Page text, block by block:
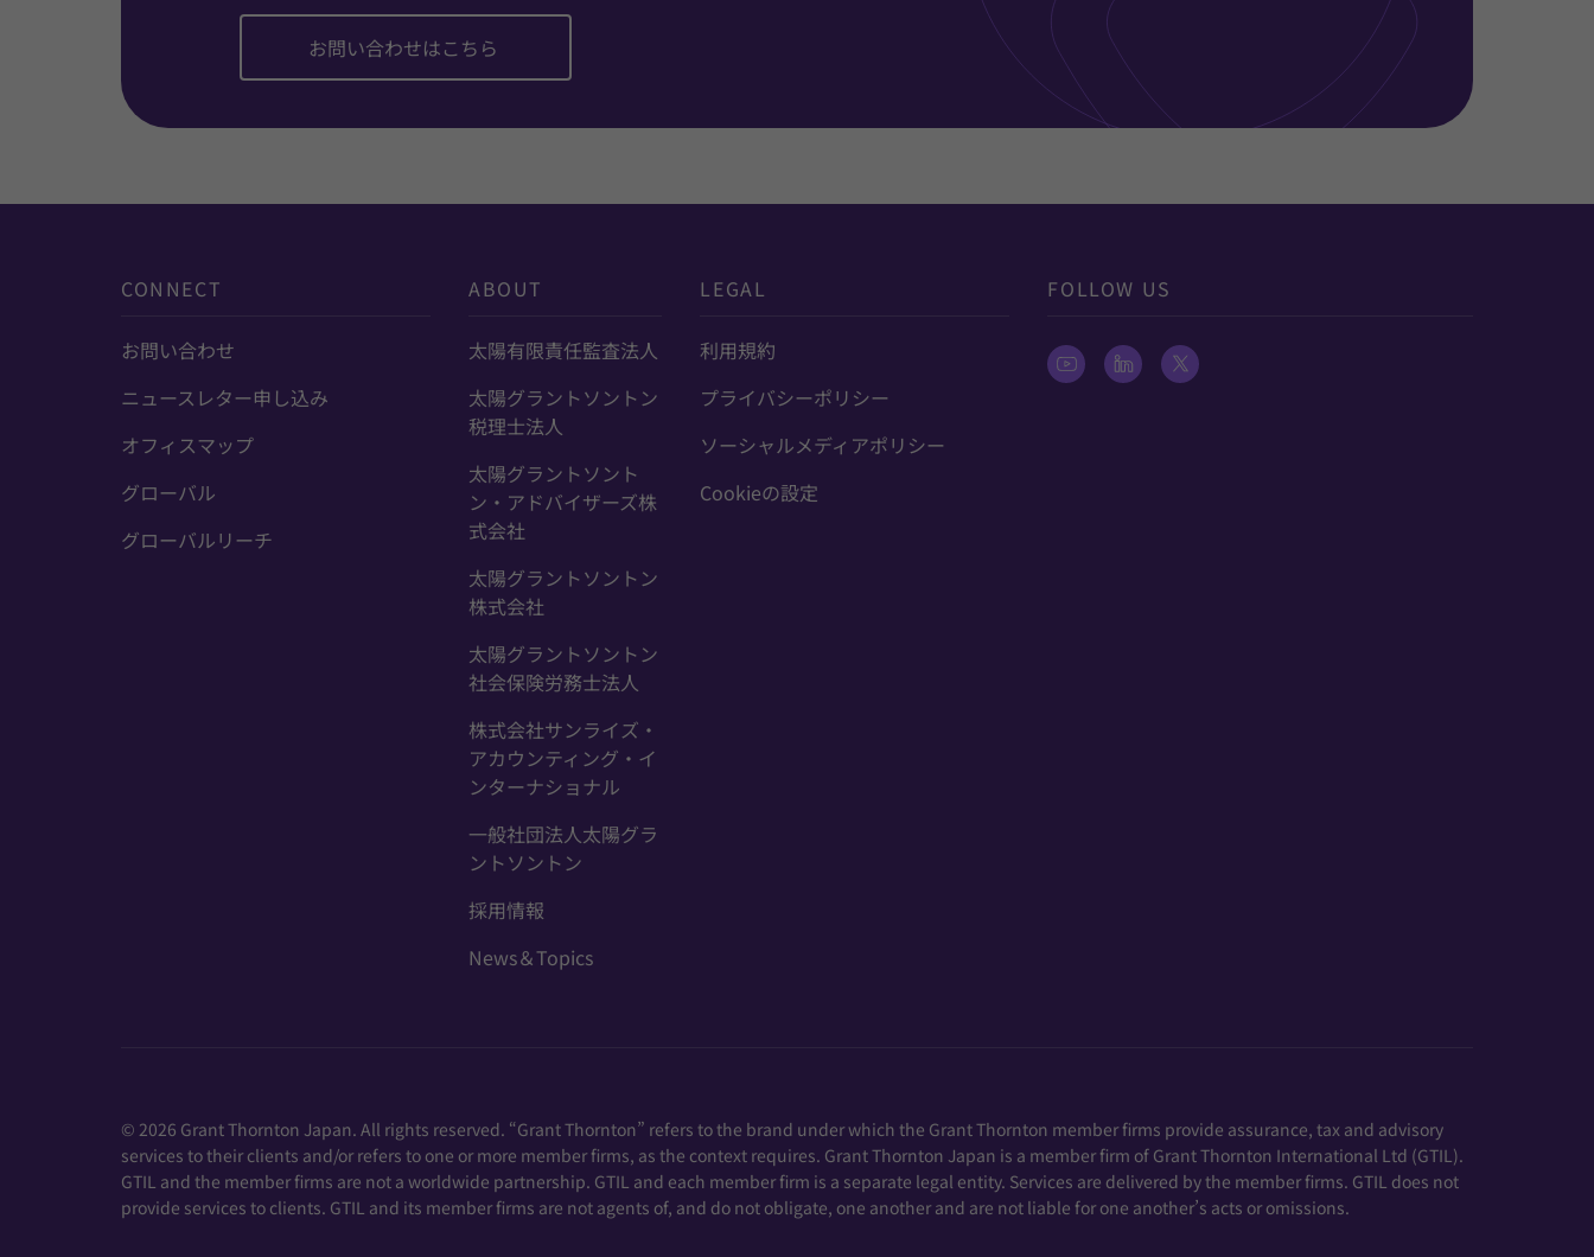
お問い合わせはこちら
CONNECT
お問い合わせ
ニュースレター申し込み
オフィスマップ
グローバル
グローバルリーチ
ABOUT
太陽有限責任監査法人
太陽グラントソントン
税理士法人
太陽グラントソント
ン・アドバイザーズ株
式会社
太陽グラントソントン
株式会社
太陽グラントソントン
社会保険労務士法人
株式会社サンライズ・
アカウンティング・イ
ンターナショナル
一般社団法人太陽グラ
ントソントン
採用情報
News＆Topics
LEGAL
利用規約
プライバシーポリシー
ソーシャルメディアポリシー
Cookieの設定
FOLLOW US
© 2026 Grant Thornton Japan. All rights reserved. “Grant Thornton” refers to the brand under which the Grant Thornton member firms provide assurance, tax and advisory
services to their clients and/or refers to one or more member firms, as the context requires. Grant Thornton Japan is a member firm of Grant Thornton International Ltd (GTIL).
GTIL and the member firms are not a worldwide partnership. GTIL and each member firm is a separate legal entity. Services are delivered by the member firms. GTIL does not
provide services to clients. GTIL and its member firms are not agents of, and do not obligate, one another and are not liable for one another’s acts or omissions.